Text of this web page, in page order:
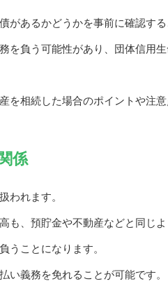
があるかどうかを事前に確認する
を負う可能性があり、団体信用
を相続した場合のポイントや注意
係
われます。
も、預貯金や不動産などと同じよ
うことになります。
い義務を免れることが可能です。